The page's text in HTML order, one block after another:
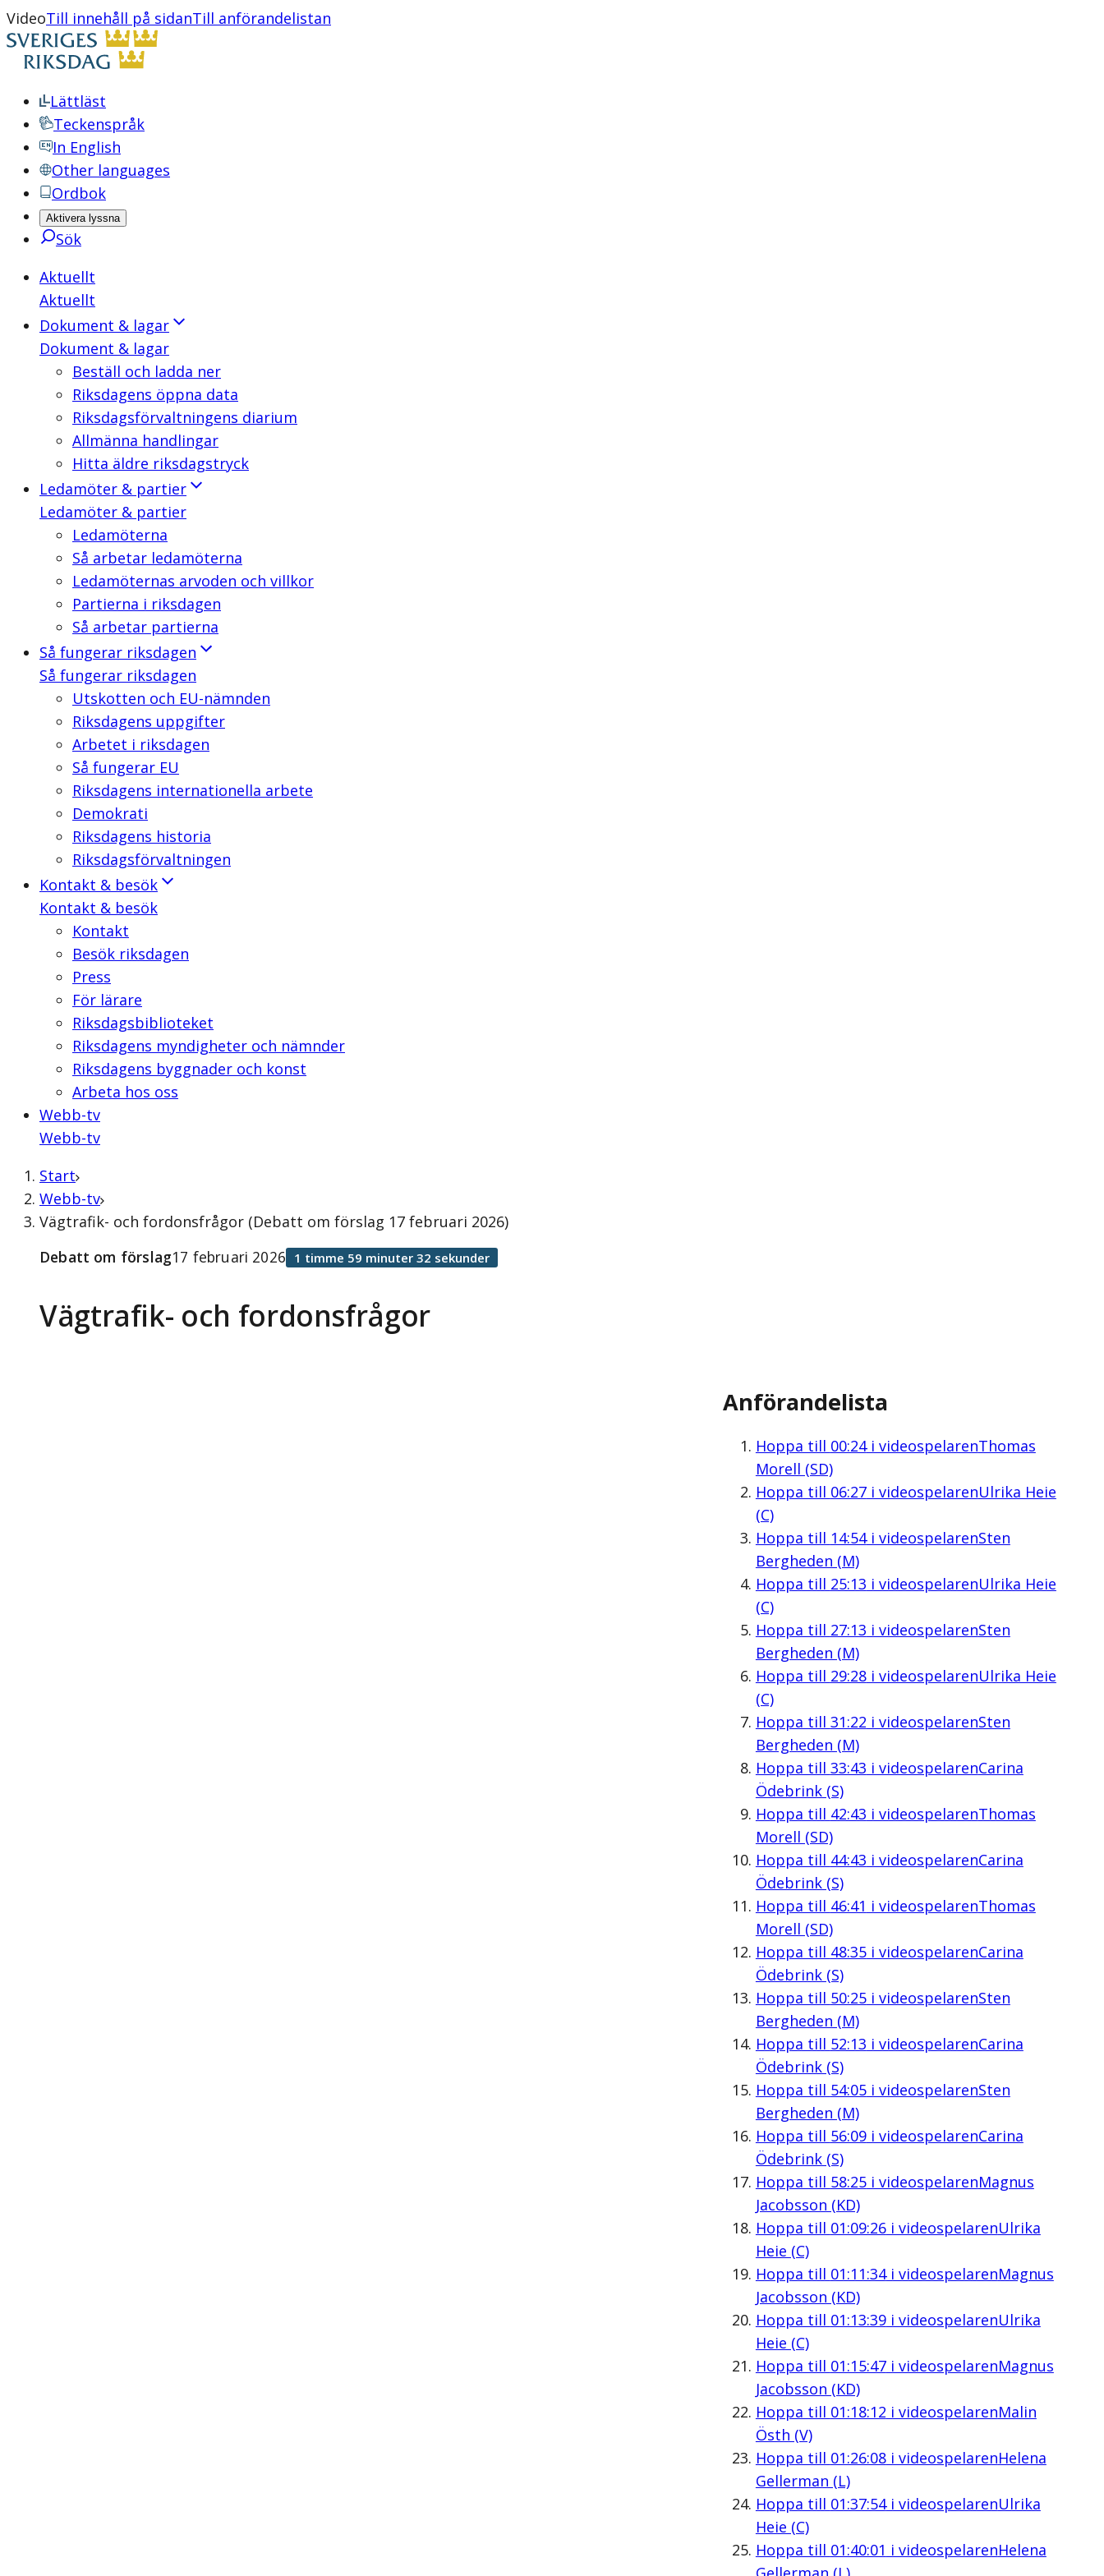
VideoTill innehåll på sidanTill anförandelistan
Lättläst
Teckenspråk
In English
Other languages
Ordbok
Aktivera lyssna
Sök
Aktuellt
Aktuellt
Dokument & lagar
Dokument & lagar
Beställ och ladda ner
Riksdagens öppna data
Riksdagsförvaltningens diarium
Allmänna handlingar
Hitta äldre riksdagstryck
Ledamöter & partier
Ledamöter & partier
Ledamöterna
Så arbetar ledamöterna
Ledamöternas arvoden och villkor
Partierna i riksdagen
Så arbetar partierna
Så fungerar riksdagen
Så fungerar riksdagen
Utskotten och EU-nämnden
Riksdagens uppgifter
Arbetet i riksdagen
Så fungerar EU
Riksdagens internationella arbete
Demokrati
Riksdagens historia
Riksdagsförvaltningen
Kontakt & besök
Kontakt & besök
Kontakt
Besök riksdagen
Press
För lärare
Riksdagsbiblioteket
Riksdagens myndigheter och nämnder
Riksdagens byggnader och konst
Arbeta hos oss
Webb-tv
Webb-tv
Start
Webb-tv
Vägtrafik- och fordonsfrågor (Debatt om förslag 17 februari 2026)
Vägtrafik- och fordonsfrågor
Debatt om förslag17 februari 2026 1 timme 59 minuter 32 sekunder
Anförandelista
Hoppa till 00:24i videospelarenThomas
Morell (SD)
Hoppa till 06:27i videospelarenUlrika Heie
(C)
Hoppa till 14:54i videospelarenSten
Bergheden (M)
Hoppa till 25:13 i videospelarenUlrika Heie
(C)
Hoppa till 27:13 i videospelarenSten
Bergheden (M)
Hoppa till 29:28i videospelarenUlrika Heie
(C)
Hoppa till 31:22 i videospelarenSten
Bergheden (M)
Hoppa till 33:43 i videospelarenCarina
Ödebrink (S)
Hoppa till 42:43 i videospelarenThomas
Morell (SD)
Hoppa till 44:43 i videospelarenCarina
Ödebrink (S)
Hoppa till 46:41 i videospelarenThomas
Morell (SD)
Hoppa till 48:35i videospelarenCarina
Ödebrink (S)
Hoppa till 50:25i videospelarenSten
Bergheden (M)
Hoppa till 52:13 i videospelarenCarina
Ödebrink (S)
Hoppa till 54:05i videospelarenSten
Bergheden (M)
Hoppa till 56:09i videospelarenCarina
Ödebrink (S)
Hoppa till 58:25i videospelarenMagnus
Jacobsson (KD)
Hoppa till 01:09:26i videospelarenUlrika
Heie (C)
Hoppa till 01:11:34i videospelarenMagnus
Jacobsson (KD)
Hoppa till 01:13:39i videospelarenUlrika
Heie (C)
Hoppa till 01:15:47i videospelarenMagnus
Jacobsson (KD)
Hoppa till 01:18:12 i videospelarenMalin
Östh (V)
Hoppa till 01:26:08i videospelarenHelena
Gellerman (L)
Hoppa till 01:37:54i videospelarenUlrika
Heie (C)
Hoppa till 01:40:01 i videospelarenHelena